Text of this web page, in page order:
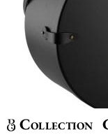
Collection